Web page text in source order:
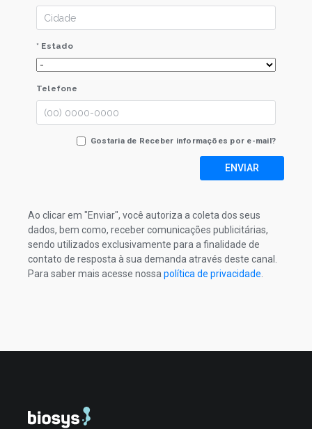
* Estado
Telefone
Gostaria de Receber informações por e-mail?
ENVIAR
Ao clicar em "Enviar", você autoriza a coleta dos seus
dados, bem como, receber comunicações publicitárias,
sendo utilizados exclusivamente para a finalidade de
contato de resposta à sua demanda através deste canal.
Para saber mais acesse nossapolítica de privacidade.